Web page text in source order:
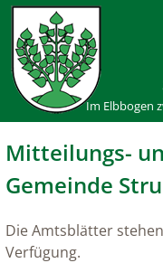
Im Elbbogen
Mitteilungs-
Gemeinde
Die Amtsblätter
Verfügung.